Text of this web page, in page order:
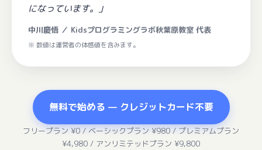
になっています。」
中川慶悟 ／ Kidsプログラミングラボ秋葉原教室 代表
※ 数値は運営者の体感値を含みます。
無料で始める — クレジットカード不要
フリープラン ¥0 / ベーシックプラン ¥980 / プレミアムプラン
¥4,980 / アンリミテッドプラン ¥9,800